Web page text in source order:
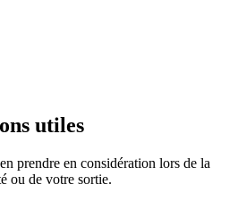
utiles
prendre en considération lors de la
ou de votre sortie.